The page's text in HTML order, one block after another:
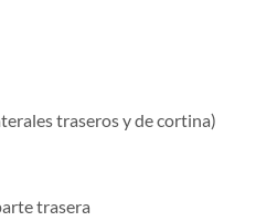
traseros y de cortina)
trasera